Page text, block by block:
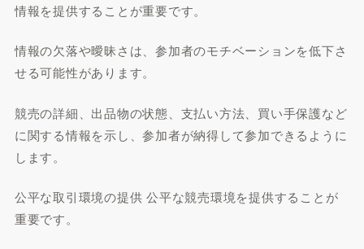
情報を提供することが重要です。
情報の欠落や曖昧さは、参加者のモチベーションを低下さ
せる可能性があります。
競売の詳細、出品物の状態、支払い方法、買い手保護など
に関する情報を示し、参加者が納得して参加できるように
します。
公平な取引環境の提供 公平な競売環境を提供することが
重要です。